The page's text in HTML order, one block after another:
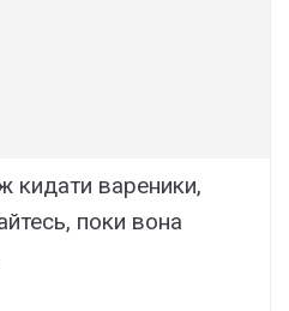
кидати вареники,
поки вона